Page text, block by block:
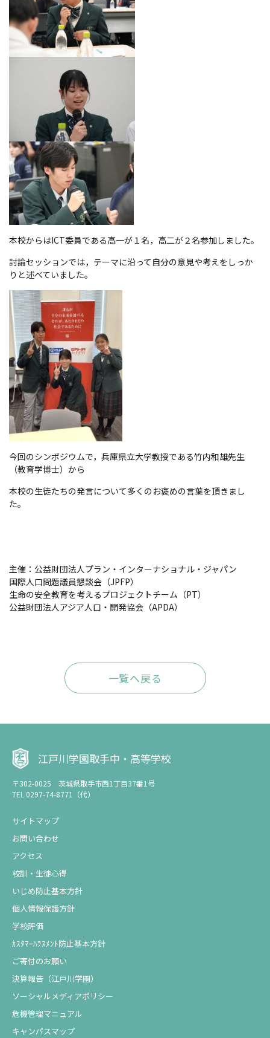
本校からはICT委員である高一が１名，高二が２名参加しました。
討論セッションでは，テーマに沿って自分の意見や考えをしっか
りと述べていました。
今回のシンポジウムで，兵庫県立大学教授である竹内和雄先生
（教育学博士）から
本校の生徒たちの発言について多くのお褒めの言葉を頂きまし
た。
主催：公益財団法人プラン・インターナショナル・ジャパン
国際人口問題議員懇談会（JPFP）
生命の安全教育を考えるプロジェクトチーム（PT）
公益財団法人アジア人口・開発協会（APDA）
一覧へ戻る
江戸川学園取手中・高等学校
〒302-0025 茨城県取手市西1丁目37番1号
TEL 0297-74-8771（代）
サイトマップ
お問い合わせ
アクセス
校訓・生徒心得
いじめ防止基本方針
個人情報保護方針
学校評価
ｶｽﾀﾏｰﾊﾗｽﾒﾝﾄ防止基本方針
ご寄付のお願い
決算報告（江戸川学園）
ソーシャルメディアポリシー
危機管理マニュアル
キャンパスマップ